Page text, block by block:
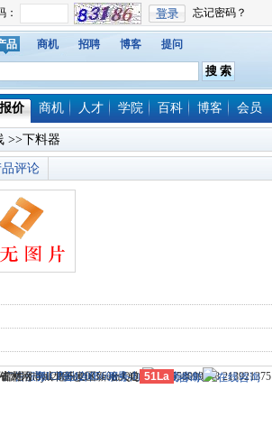
品 商机 招聘 博客 提问
报价 商机 人才 学院 百科 博客 会员
>>下料器
品评论
广告服务-商业合作-服务内容-服务条款
件：dylt2006@163.com QQ群号：558099248 213921375
大冶市城北开发区新冶大道
铝材网鄂ICP备12005698号-1 51La